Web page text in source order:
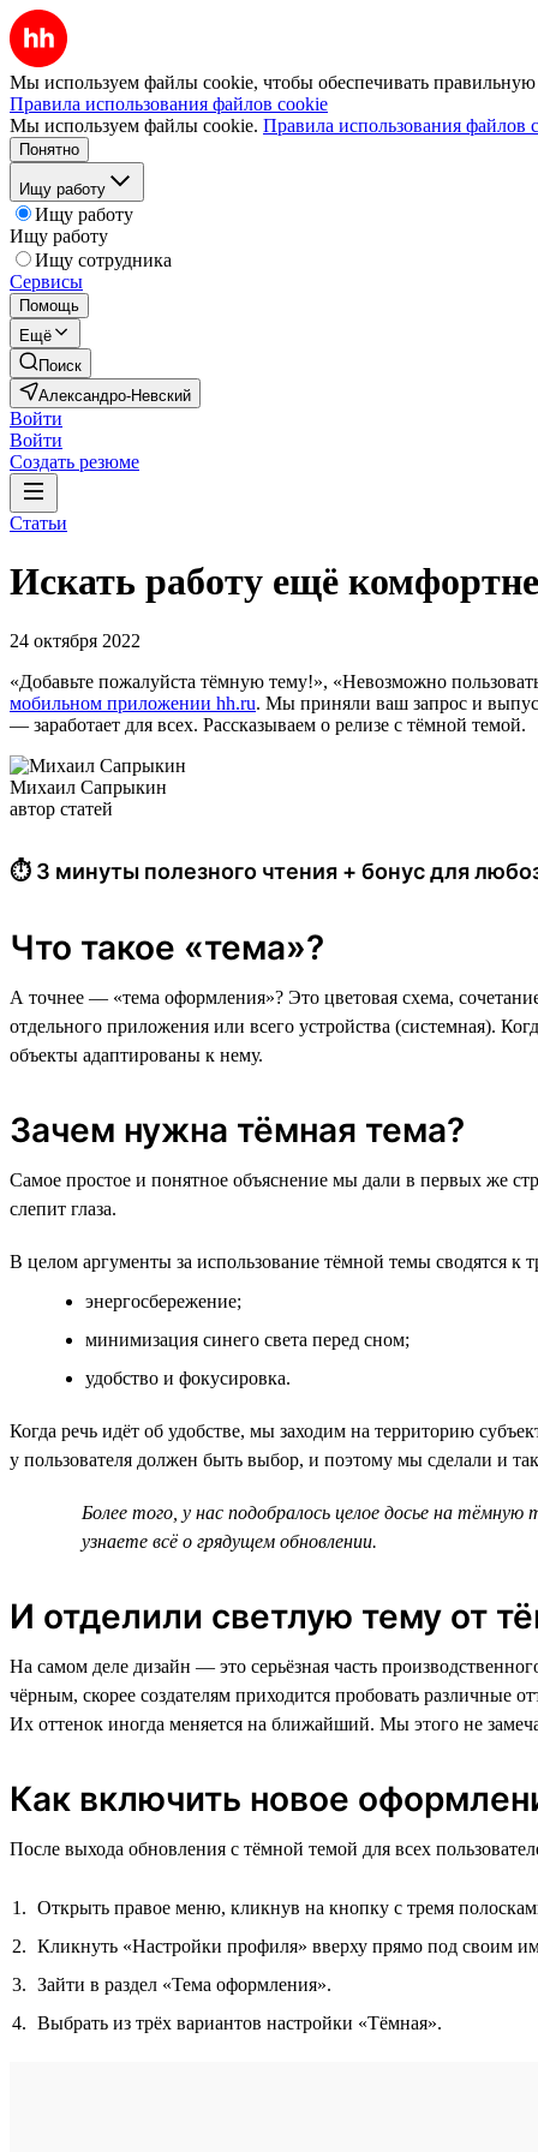
Мы используем файлы cookie, чтобы обеспечивать правильную
Правила использования файлов cookie
Мы используем файлы cookie. Правила использования файлов
Понятно
Ищу работу
Ищу работу
Ищу работу
Ищу сотрудника
Сервисы
Помощь
Ещё
Поиск
Александро-Невский
Войти
Войти
Создать резюме
Статьи
Искать работу ещё
24 октября 2022
«Добавьте пожалуйста тёмную тему!», «Невозможно
мобильном приложении hh.ru. Мы приняли ваш запрос и
— заработает для всех. Рассказываем о релизе с тёмной темой.
Михаил Сапрыкин
автор статей
⏱ 3 минуты полезного чтения + бонус для
Что такое «тема»?
А точнее — «тема оформления»? Это цветовая схема,
отдельного приложения или всего устройства (системная).
объекты адаптированы к нему.
Зачем нужна тёмная тема?
Самое простое и понятное объяснение мы дали в первых же
слепит глаза.
В целом аргументы за использование тёмной темы сводятся к
энергосбережение;
минимизация синего света перед сном;
удобство и фокусировка.
Когда речь идёт об удобстве, мы заходим на территорию
у пользователя должен быть выбор, и поэтому мы сделали и
Более того, у нас подобралось целое досье на
узнаете всё о грядущем обновлении.
И отделили светлую тему от
На самом деле дизайн — это серьёзная часть
чёрным, скорее создателям приходится пробовать различные
Их оттенок иногда меняется на ближайший. Мы этого не
Как включить новое
После выхода обновления с тёмной темой для всех
Открыть правое меню, кликнув на кнопку с тремя
Кликнуть «Настройки профиля» вверху прямо под своим
Зайти в раздел «Тема оформления».
Выбрать из трёх вариантов настройки «Тёмная».